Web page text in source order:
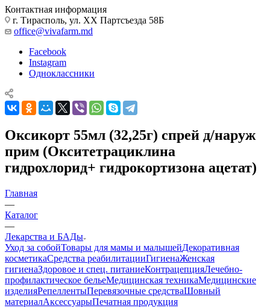
Контактная информация
г. Тирасполь, ул. ХХ Партсъезда 58Б
office@vivafarm.md
Facebook
Instagram
Одноклассники
Оксикорт 55мл (32,25г) спрей д/наруж
прим (Окситетрациклина
гидрохлорид+ гидрокортизона ацетат)
Главная
—
Каталог
—
Лекарства и БАДы
Уход за собойТовары для мамы и малышейДекоративная
косметикаСредства реабилитацииГигиенаЖенская
гигиенаЗдоровое и спец. питаниеКонтрацепцияЛечебно-
профилактическое бельеМедицинская техникаМедицинские
изделияРепеллентыПеревязочные средстваШовный
материалАксессуарыПечатная продукция